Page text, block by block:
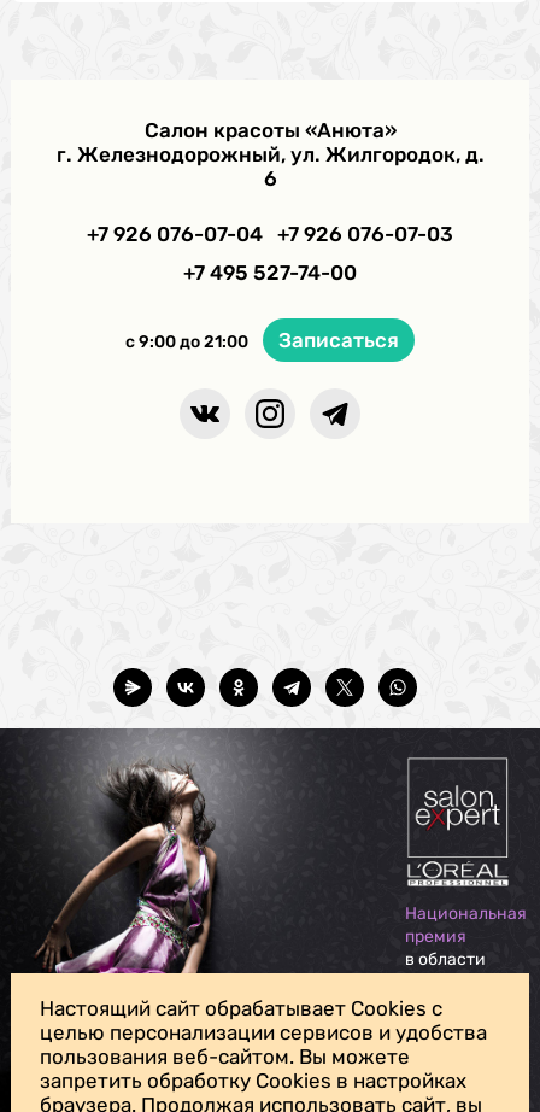
Салон красоты «Анюта»
г. Железнодорожный, ул. Жилгородок, д.
6
+7 926 076-07-04 +7 926 076-07-03
+7 495 527-74-00
с 9:00 до 21:00 Записаться
Для личных вопросов, жалоб и предложений обращайтесь на
нашу почту доверия
Национальная
премия
в области
красоты
Настоящий сайт обрабатывает Cookies с
целью персонализации сервисов и удобства
пользования веб-сайтом. Вы можете
запретить обработку Cookies в настройках
браузера. Продолжая использовать сайт, вы